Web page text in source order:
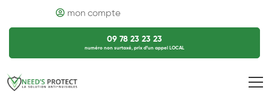
mon compte
09 78 23 23 23
numéro non surtaxé, prix d’un appel LOCAL